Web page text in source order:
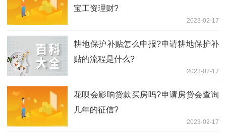
宝工资理财?
2023-02-17
耕地保护补贴怎么申报?申请耕地保护补
贴的流程是什么?
2023-02-17
花呗会影响贷款买房吗?申请房贷会查询
几年的征信?
2023-02-17